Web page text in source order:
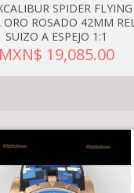
SPIDER
ORO ROSADO 42MM
SUIZO A ESPEJO 1:1
MXN$ 19,085.00